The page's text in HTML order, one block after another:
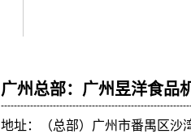
广州总部：广州昱洋食品
地址：（总部）广州市番禺区沙